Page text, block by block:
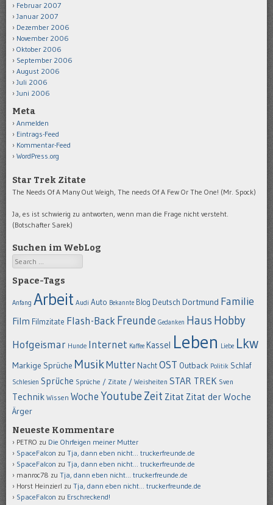
Februar 2007
Januar 2007
Dezember 2006
November 2006
Oktober 2006
September 2006
August 2006
Juli 2006
Juni 2006
Meta
Anmelden
Eintrags-Feed
Kommentar-Feed
WordPress.org
Star Trek Zitate
The Needs Of A Many Out Weigh, The needs Of A Few Or The One! (Mr. Spock)
Ja, es ist schwierig zu antworten, wenn man die Frage nicht versteht.
(Botschafter Sarek)
Suchen im WebLog
Search
Space-Tags
Anfang Arbeit Audi Auto Bekannte Blog Deutsch Dortmund Familie
Film Filmzitate Flash-BackFreunde Gedanken Haus Hobby
Hofgeismar Hunde Internet Kaffee Kassel Leben Liebe Lkw
Markige Sprüche MusikMutter NachtOST Outback Politik Schlaf
Schlesien Sprüche Sprüche / Zitate / Weisheiten STAR TREK Sven
Technik Wissen Woche Youtube Zeit Zitat Zitat der Woche
Ärger
Neueste Kommentare
PETRO zu Die Ohrfeigen meiner Mutter
SpaceFalcon zu Tja, dann eben nicht… truckerfreunde.de
SpaceFalcon zu Tja, dann eben nicht… truckerfreunde.de
manroc78 zu Tja, dann eben nicht… truckerfreunde.de
Horst Heinzierl zu Tja, dann eben nicht… truckerfreunde.de
SpaceFalcon zu Erschreckend!